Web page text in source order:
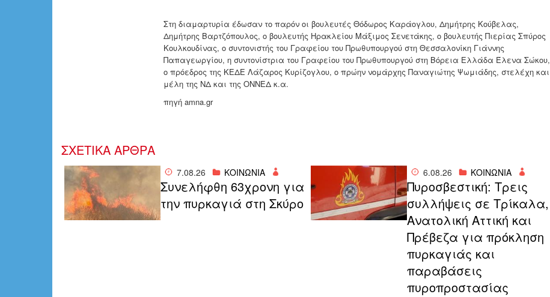
Στη διαμαρτυρία έδωσαν το παρόν οι βουλευτές Θόδωρος Καράογλου, Δημήτρης Κούβελας,
Δημήτρης Βαρτζόπουλος, ο βουλευτής Ηρακλείου Μάξιμος Σενετάκης, ο βουλευτής Πιερίας Σπύρος
Κουλκουδίνας, ο συντονιστής του Γραφείου του Πρωθυπουργού στη Θεσσαλονίκη Γιάννης
Παπαγεωργίου, η συντονίστρια του Γραφείου του Πρωθυπουργού στη Βόρεια Ελλάδα Έλενα Σώκου,
ο πρόεδρος της ΚΕΔΕ Λάζαρος Κυρίζογλου, ο πρώην νομάρχης Παναγιώτης Ψωμιάδης, στελέχη και
μέλη της ΝΔ και της ΟΝΝΕΔ κ.α.
πηγή amna.gr
ΣΧΕΤΙΚΑ ΑΡΘΡΑ
7.08.26 ΚΟΙΝΩΝΙΑ
Συνελήφθη 63χρονη για
την πυρκαγιά στη Σκύρο
6.08.26 ΚΟΙΝΩΝΙΑ
Πυροσβεστική: Τρεις
συλλήψεις σε Τρίκαλα,
Ανατολική Αττική και
Πρέβεζα για πρόκληση
πυρκαγιάς και
παραβάσεις
πυροπροστασίας